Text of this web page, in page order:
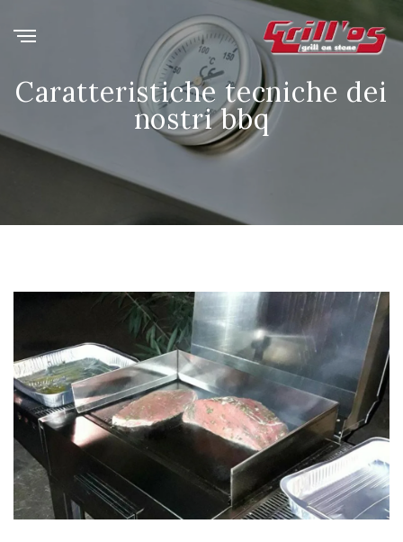
Caratteristiche tecniche dei
nostri bbq